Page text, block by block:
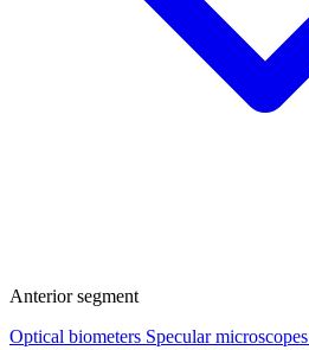
Anterior segment
Optical biometers Specular microscopes